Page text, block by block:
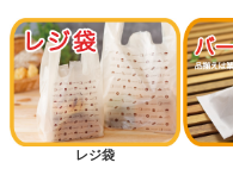
レジ袋